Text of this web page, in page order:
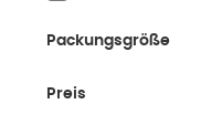
Packungsgröße
Preis